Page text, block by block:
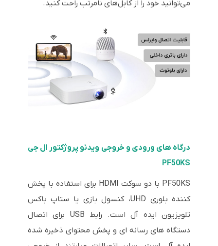
می‌توانید خود را از کابل‌های نامرتب راحت کنید.
درگاه های ورودی و خروجی ویدئو پروژکتور ال جی
PF50KS
PF50KS با دو سوکت HDMI برای استفاده با پخش
کننده بلوری UHD، کنسول بازی یا ستاپ باکس
تلویزیون ایده آل است. رابط USB برای اتصال
دستگاه های رسانه ای و پخش محتوای ذخیره شده